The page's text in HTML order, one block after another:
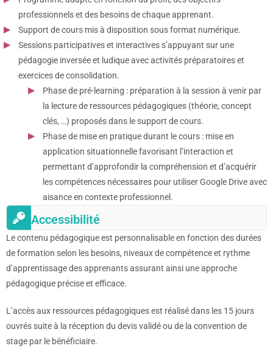
professionnels et des besoins de chaque apprenant.
Support de cours mis à disposition sous format numérique.
Sessions participatives et interactives s’appuyant sur une
pédagogie inversée et ludique avec activités préparatoires et
exercices de consolidation.
Phase de pré-learning : préparation à la session à venir par
la lecture de ressources pédagogiques (théorie, concept
clés, …) proposés dans le support de cours.
Phase de mise en pratique durant le cours : mise en
application situationnelle favorisant l’interaction et
permettant d’approfondir la compréhension et d’acquérir
les compétences nécessaires pour utiliser Google Drive avec
aisance en contexte professionnel.
Accessibilité
Le contenu pédagogique est personnalisable en fonction des durées
de formation selon les besoins, niveaux de compétence et rythme
d’apprentissage des apprenants assurant ainsi une approche
pédagogique précise et efficace.
L’accès aux ressources pédagogiques est réalisé dans les 15 jours
ouvrés suite à la réception du devis validé ou de la convention de
stage par le bénéficiaire.